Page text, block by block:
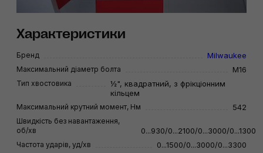
Характеристики
Бренд Milwaukee
Максимальний діаметр болта M16
Тип хвостовика
½", квадратний, з фрікціонним
кільцем
Максимальний крутний момент, Нм 542
Швидкість без навантаження,
об/хв
0...930/0...2100/0...3000/0...1300
Частота ударів, уд/хв 0...1500/0...3000/0...3300